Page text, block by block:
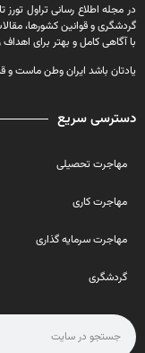
در مجله اطلاع رسانی تراول
گردشگری و قوانین کشورها،
با آگاهی کامل و بهتر برای
یادتان باشد ایران وطن ماست
دسترسی سریع
مهاجرت تحصیلی
مهاجرت کاری
مهاجرت سرمایه گذاری
گردشگری